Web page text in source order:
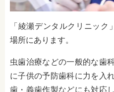
「綾瀬デンタルクリニッ
場所にあります。
虫歯治療などの一般的な歯
に子供の予防歯科に力を入
歯・義歯作製などにも対応